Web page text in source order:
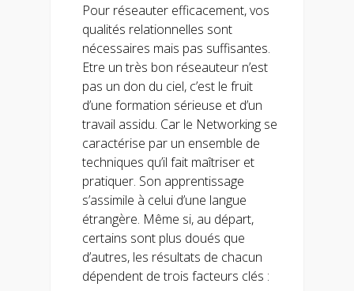
Pour réseauter efficacement, vos
qualités relationnelles sont
nécessaires mais pas suffisantes.
Etre un très bon réseauteur n’est
pas un don du ciel, c’est le fruit
d’une formation sérieuse et d’un
travail assidu. Car le Networking se
caractérise par un ensemble de
techniques qu’il fait maîtriser et
pratiquer. Son apprentissage
s’assimile à celui d’une langue
étrangère. Même si, au départ,
certains sont plus doués que
d’autres, les résultats de chacun
dépendent de trois facteurs clés :